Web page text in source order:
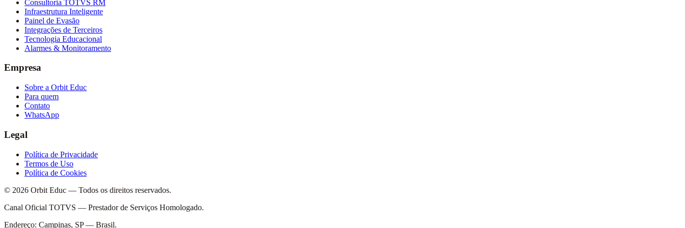
Consultoria TOTVS RM
Infraestrutura Inteligente
Painel de Evasão
Integrações de Terceiros
Tecnologia Educacional
Alarmes & Monitoramento
Empresa
Sobre a Orbit Educ
Para quem
Contato
WhatsApp
Legal
Política de Privacidade
Termos de Uso
Política de Cookies
© 2026 Orbit Educ — Todos os direitos reservados.
Canal Oficial TOTVS — Prestador de Serviços Homologado.
Endereço: Campinas, SP — Brasil.